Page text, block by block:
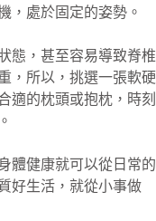
，處於固定的姿勢。
態，甚至容易導致脊椎
，所以，挑選一張軟硬
適的枕頭或抱枕，時刻
體健康就可以從日常的
好生活，就從小事做